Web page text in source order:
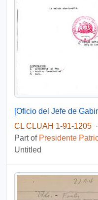
CL CLUAH 1-91-1205 ·
Part of Presidente
Untitled